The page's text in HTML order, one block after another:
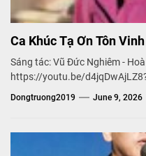
Ca Khúc Tạ Ơn Tôn
Sáng tác: Vũ Đức Nghiêm -
https://youtu.be/
Dongtruong2019 June 9, 2026